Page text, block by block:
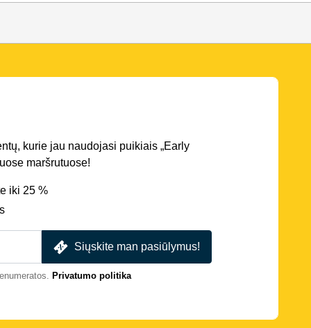
kurie jau naudojasi puikiais „Early
maršrutuose!
iki 25 %
Siųskite man pasiūlymus!
Privatumo politika